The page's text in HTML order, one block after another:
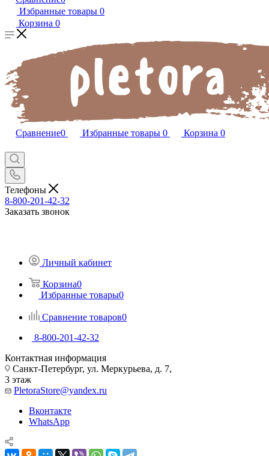
Избранные товары 0
Корзина 0
Сравнение0 Избранные товары 0 Корзина 0
Телефоны
8-800-201-42-32
Заказать звонок
Личный кабинет
Корзина0
Избранные товары0
Сравнение товаров0
8-800-201-42-32
Контактная информация
Санкт-Петербург, ул. Меркурьева, д. 7,
3 этаж
PletoraStore@yandex.ru
Вконтакте
WhatsApp